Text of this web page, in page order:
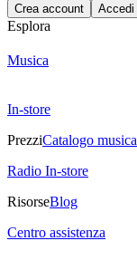
Crea account Accedi
Esplora
Musica
In-store
PrezziCatalogo
Radio In-store
RisorseBlog
Centro assistenza